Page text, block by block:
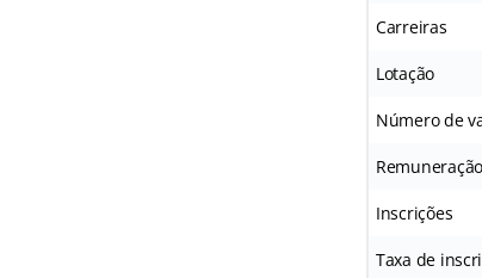
Carreiras
Lotação
Número de
Remuneração
Inscrições
Taxa de